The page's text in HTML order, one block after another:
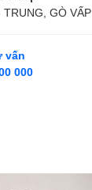
TRUNG, GÒ VẤP
vấn
000